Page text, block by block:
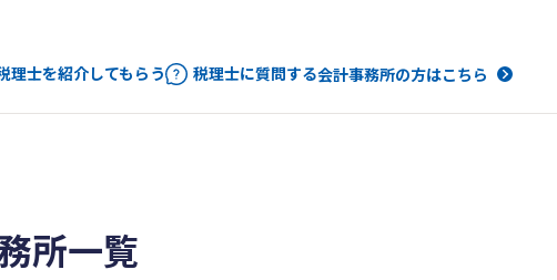
理士を紹介してもらう 税理士に質問する会計事務所の方はこちら
所一覧